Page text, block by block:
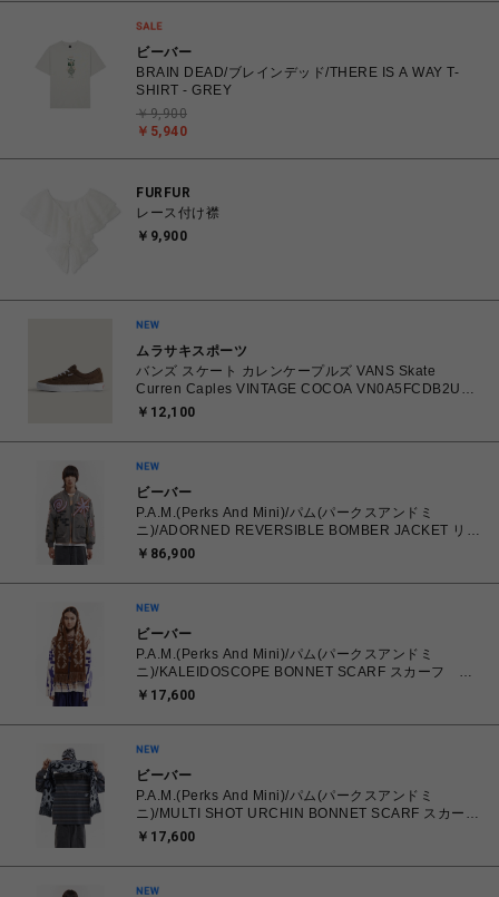
ビーバー
BRAIN DEAD/ブレインデッド/THERE IS A WAY T-
SHIRT - GREY
￥5,940
￥9,900
FURFUR
レース付け襟
￥9,900
ムラサキスポーツ
バンズ スケート カレンケープルズ VANS Skate
Curren Caples VINTAGE COCOA VN0A5FCDB2U
26.0㎝～28.0㎝ スニーカー メンズ シューズ
く】
￥12,100
ビーバー
P.A.M.(Perks And Mini)/パム(パークスアンドミ
ニ)/ADORNED REVERSIBLE BOMBER JACKET リバ
ーシブルボンバージャケット
￥86,900
ビーバー
P.A.M.(Perks And Mini)/パム(パークスアンドミ
ニ)/KALEIDOSCOPE BONNET SCARF スカーフ マ
フラー
￥17,600
ビーバー
P.A.M.(Perks And Mini)/パム(パークスアンドミ
ニ)/MULTI SHOT URCHIN BONNET SCARF スカー
フ マフラー
￥17,600